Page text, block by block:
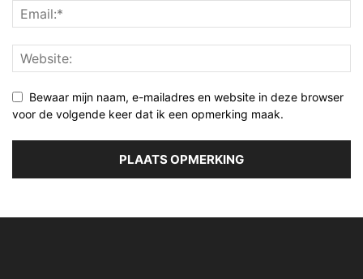
Bewaar mijn naam, e-mailadres en website in deze browser
voor de volgende keer dat ik een opmerking maak.